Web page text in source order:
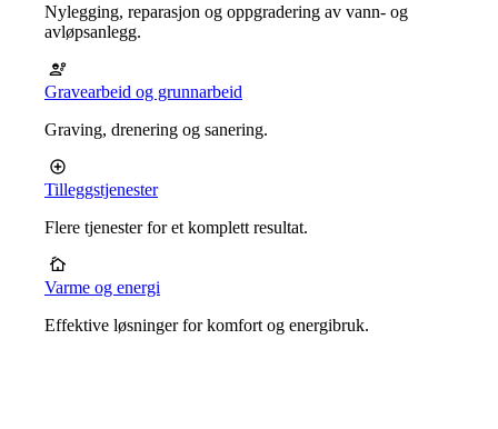
Nylegging, reparasjon og oppgradering av vann- og
avløpsanlegg.
Gravearbeid og grunnarbeid
Graving, drenering og sanering.
Tilleggstjenester
Flere tjenester for et komplett resultat.
Varme og energi
Effektive løsninger for komfort og energibruk.